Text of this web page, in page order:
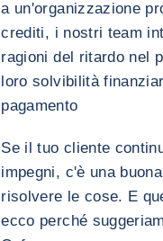
a un'organizzazione
crediti, i nostri team
ragioni del ritardo nel
loro solvibilità
pagamento
Se il tuo cliente
impegni, c'è una
risolvere le cose. E
ecco perché